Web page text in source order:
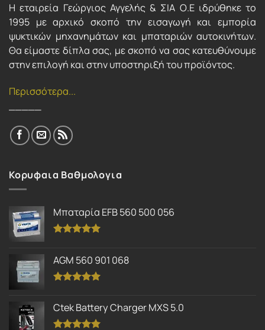
Η εταιρεία Γεώργιος Αγγελής & ΣΙΑ Ο.Ε ιδρύθηκε το
1995 με αρχικό σκοπό την εισαγωγή και εμπορία
ψυκτικών μηχανημάτων και μπαταριών αυτοκινήτων.
Θα είμαστε δίπλα σας, με σκοπό να σας κατευθύνουμε
στην επιλογή και στην υποστηριξή του προϊόντος.
Περισσότερα...
Κορυφαια Βαθμολογια
Μπαταρία EFB 560 500 056
από 5
AGM 560 901 068
από 5
Ctek Battery Charger MXS 5.0